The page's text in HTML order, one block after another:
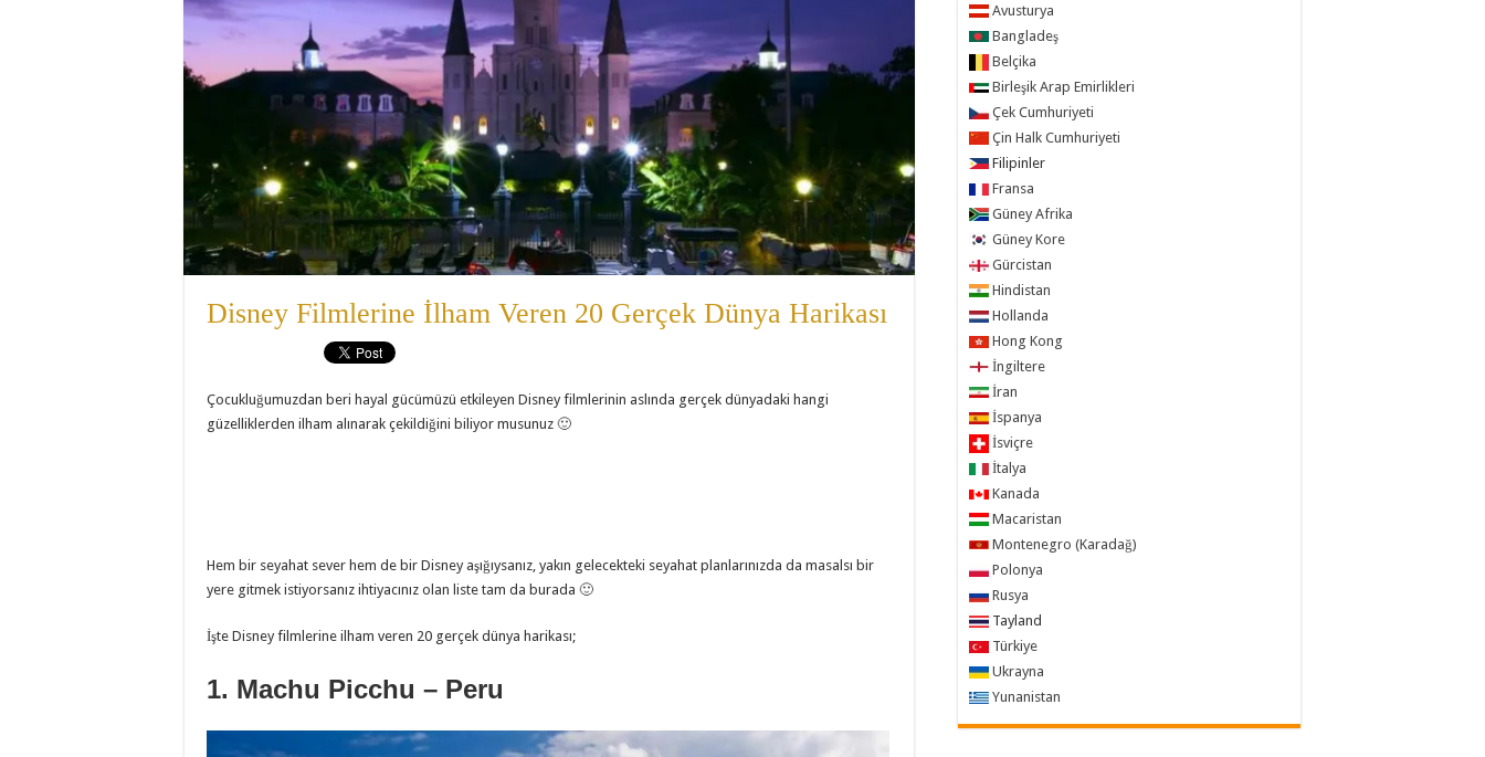
Disney Filmlerine İlham Veren 20 Gerçek Dünya Harikası
Çocukluğumuzdan beri hayal gücümüzü etkileyen Disney filmlerinin aslında gerçek dünyadaki hangi
güzelliklerden ilham alınarak çekildiğini biliyor musunuz 🙂
Hem bir seyahat sever hem de bir Disney aşığıysanız, yakın gelecekteki seyahat planlarınızda da masalsı bir
yere gitmek istiyorsanız ihtiyacınız olan liste tam da burada 🙂
İşte Disney filmlerine ilham veren 20 gerçek dünya harikası;
1. Machu Picchu – Peru
Avusturya
Bangladeş
Belçika
Birleşik Arap Emirlikleri
Çek Cumhuriyeti
Çin Halk Cumhuriyeti
Filipinler
Fransa
Güney Afrika
Güney Kore
Gürcistan
Hindistan
Hollanda
Hong Kong
İngiltere
İran
İspanya
İsviçre
İtalya
Kanada
Macaristan
Montenegro (Karadağ)
Polonya
Rusya
Tayland
Türkiye
Ukrayna
Yunanistan